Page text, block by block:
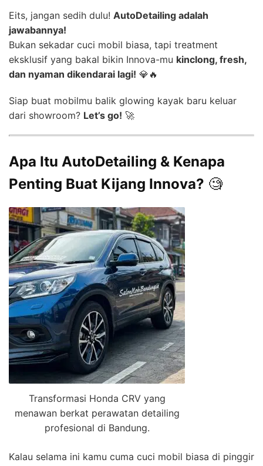
Eits, jangan sedih dulu! AutoDetailing adalah
jawabannya!
Bukan sekadar cuci mobil biasa, tapi treatment
eksklusif yang bakal bikin Innova-mu kinclong, fresh,
dan nyaman dikendarai lagi! 💎🔥
Siap buat mobilmu balik glowing kayak baru keluar
dari showroom? Let’s go! 🚀
Apa Itu AutoDetailing & Kenapa
Penting Buat Kijang Innova? 🧐
Transformasi Honda CRV yang
menawan berkat perawatan detailing
profesional di Bandung.
Kalau selama ini kamu cuma cuci mobil biasa di pinggir